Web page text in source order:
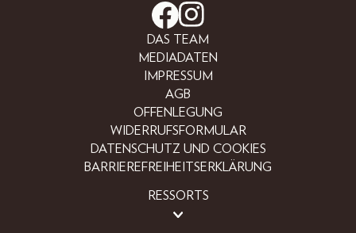
DAS TEAM
MEDIADATEN
IMPRESSUM
AGB
OFFENLEGUNG
WIDERRUFSFORMULAR
DATENSCHUTZ UND COOKIES
BARRIEREFREIHEITSERKLÄRUNG
RESSORTS